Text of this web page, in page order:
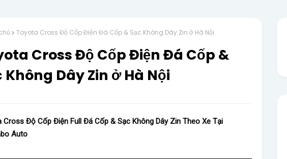
Toyota Cross Độ Cốp Điện Đá Cốp & Sạc Không Dây Zin ở Hà Nội
Cross Độ Cốp Điện Đá Cốp &
Không Dây Zin ở Hà Nội
Cross Độ Cốp Điện Full Đá Cốp & Sạc Không Dây Zin Theo Xe Tại
Auto